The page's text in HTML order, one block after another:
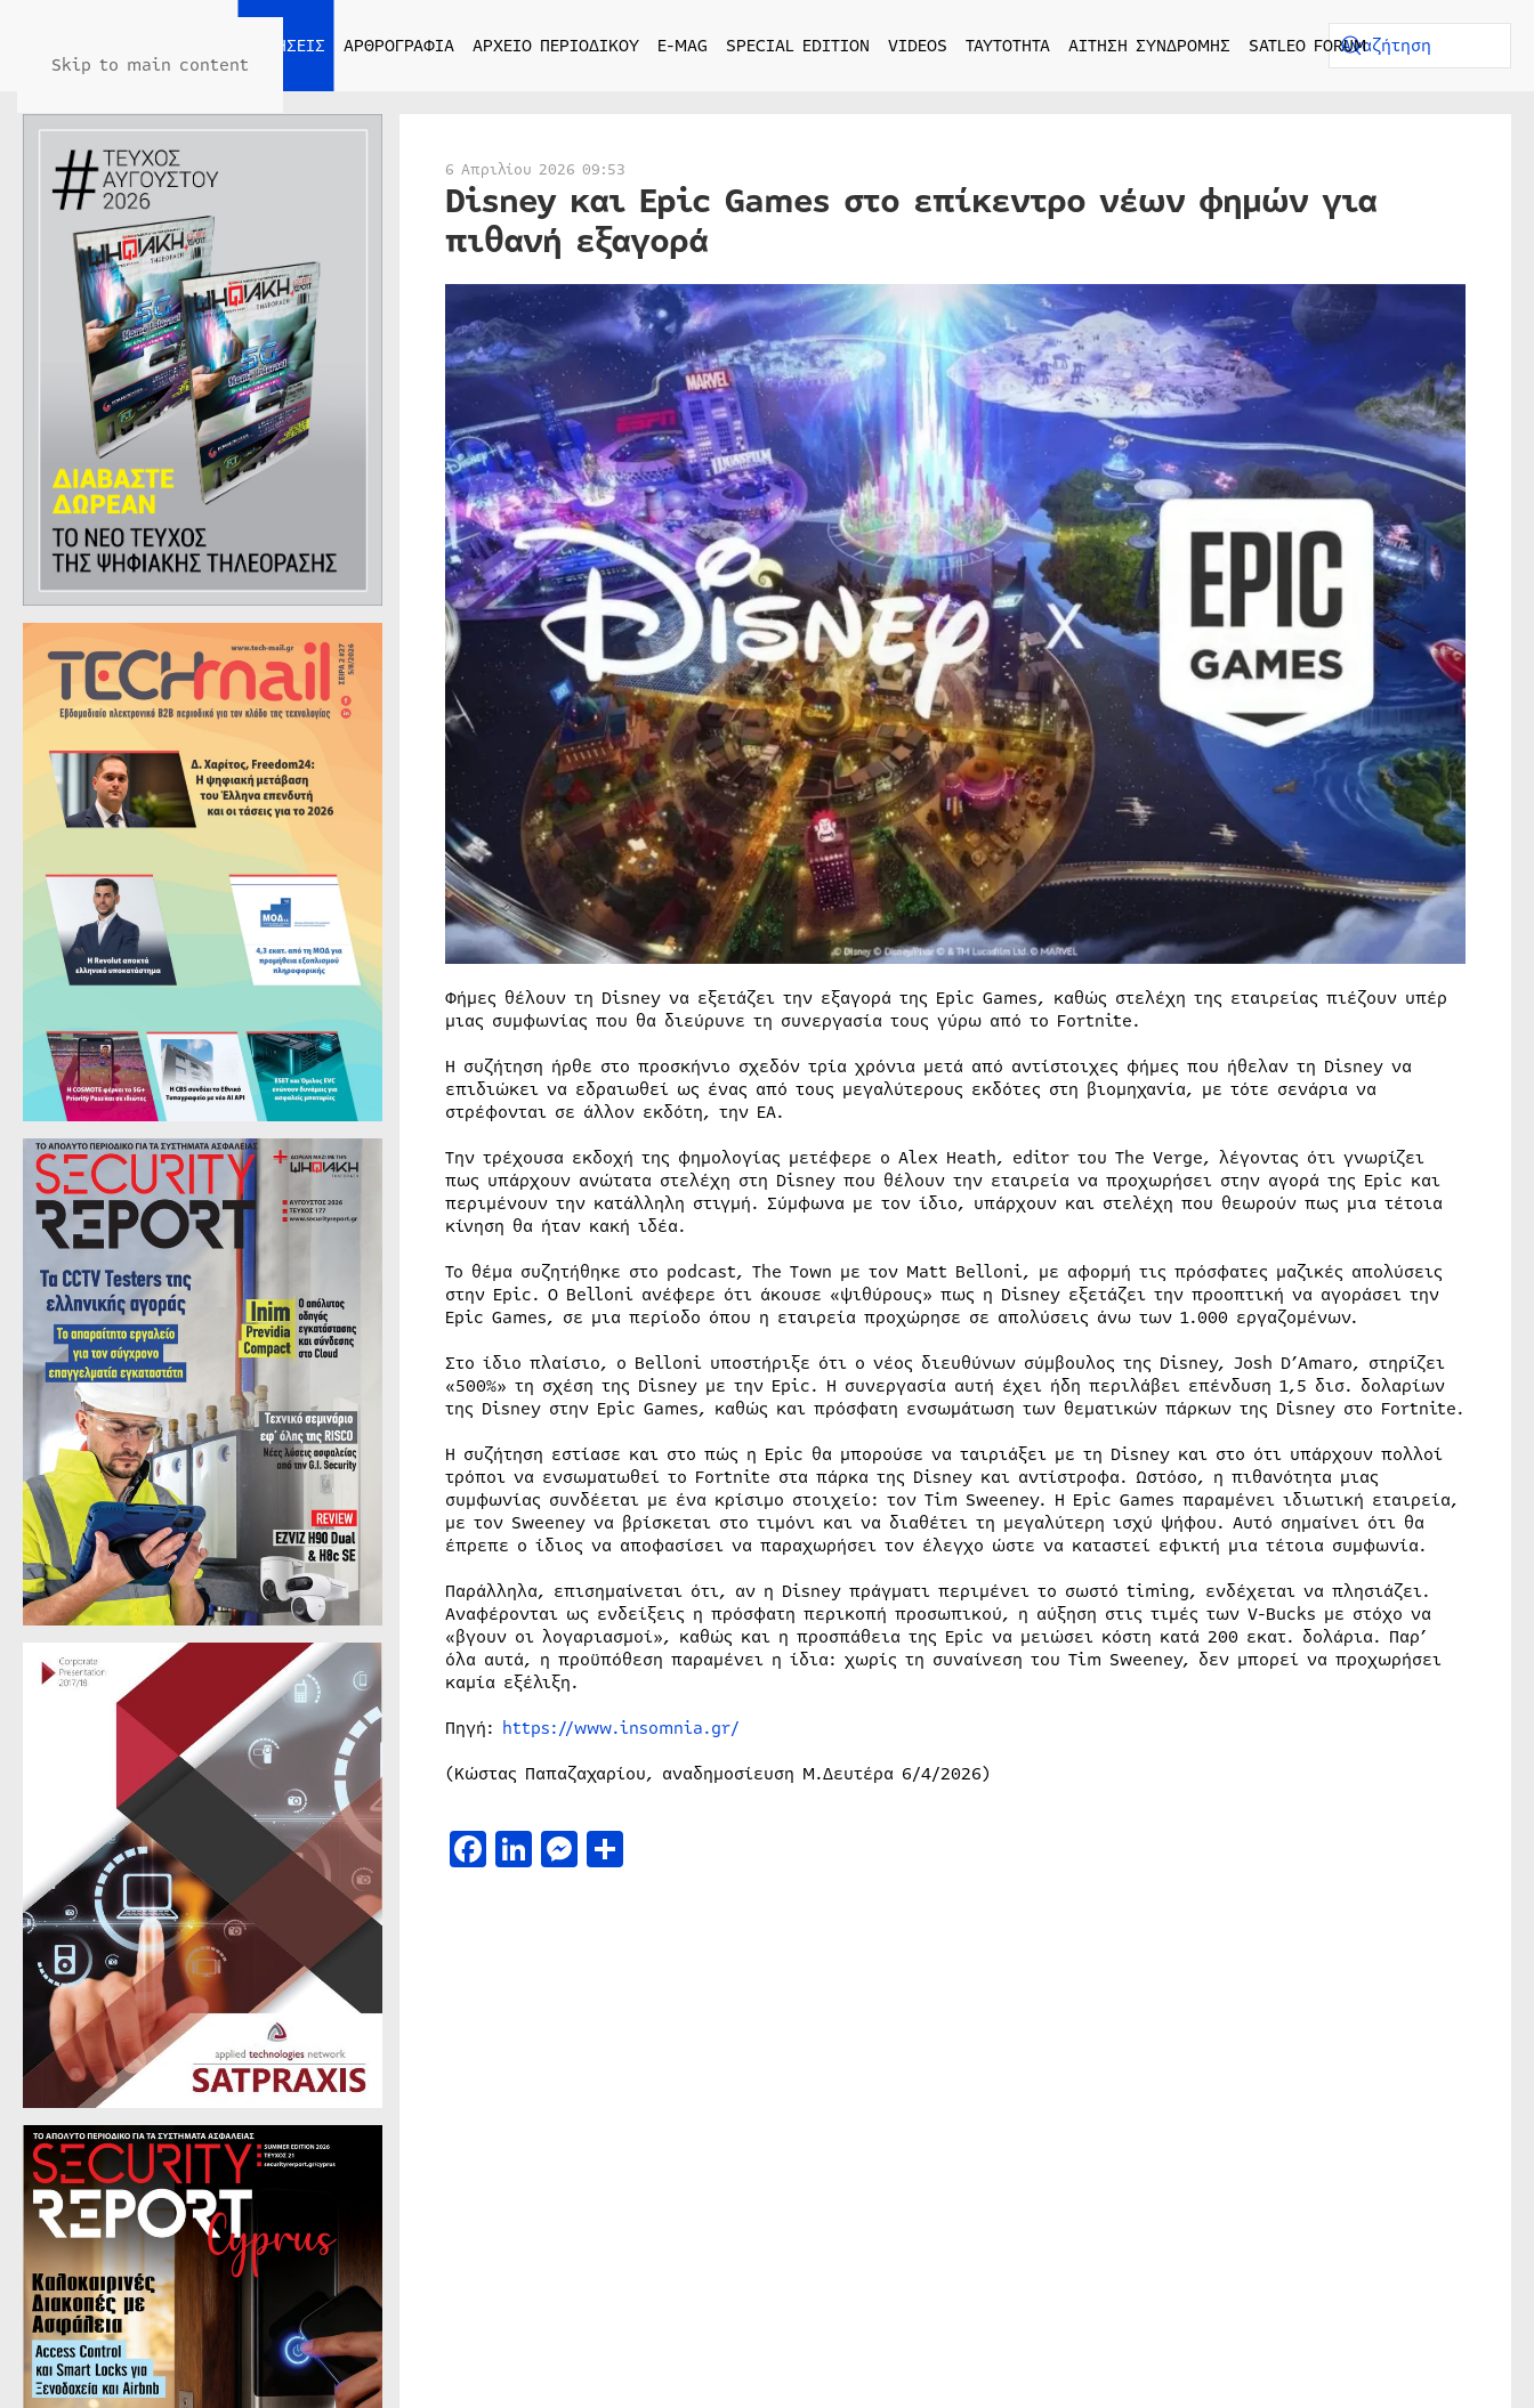
Skip to main content
ΕΙΔΗΣΕΙΣ ΑΡΘΡΟΓΡΑΦΙΑ ΑΡΧΕΙΟ ΠΕΡΙΟΔΙΚΟΥ E-MAG SPECIAL EDITION VIDEOS ΤΑΥΤΟΤΗΤΑ ΑΙΤΗΣΗ ΣΥΝΔΡΟΜΗΣ SATLEO FORUM
6 Απριλίου 2026 09:53
Disney και Epic Games στο επίκεντρο νέων φημών για
πιθανή εξαγορά
Φήμες θέλουν τη Disney να εξετάζει την εξαγορά της Epic Games, καθώς στελέχη της εταιρείας πιέζουν υπέρ
μιας συμφωνίας που θα διεύρυνε τη συνεργασία τους γύρω από το Fortnite.
Η συζήτηση ήρθε στο προσκήνιο σχεδόν τρία χρόνια μετά από αντίστοιχες φήμες που ήθελαν τη Disney να
επιδιώκει να εδραιωθεί ως ένας από τους μεγαλύτερους εκδότες στη βιομηχανία, με τότε σενάρια να
στρέφονται σε άλλον εκδότη, την EA.
Την τρέχουσα εκδοχή της φημολογίας μετέφερε ο Alex Heath, editor του The Verge, λέγοντας ότι γνωρίζει
πως υπάρχουν ανώτατα στελέχη στη Disney που θέλουν την εταιρεία να προχωρήσει στην αγορά της Epic και
περιμένουν την κατάλληλη στιγμή. Σύμφωνα με τον ίδιο, υπάρχουν και στελέχη που θεωρούν πως μια τέτοια
κίνηση θα ήταν κακή ιδέα.
Το θέμα συζητήθηκε στο podcast, The Town με τον Matt Belloni, με αφορμή τις πρόσφατες μαζικές απολύσεις
στην Epic. Ο Belloni ανέφερε ότι άκουσε «ψιθύρους» πως η Disney εξετάζει την προοπτική να αγοράσει την
Epic Games, σε μια περίοδο όπου η εταιρεία προχώρησε σε απολύσεις άνω των 1.000 εργαζομένων.
Στο ίδιο πλαίσιο, ο Belloni υποστήριξε ότι ο νέος διευθύνων σύμβουλος της Disney, Josh D’Amaro, στηρίζει
«500%» τη σχέση της Disney με την Epic. Η συνεργασία αυτή έχει ήδη περιλάβει επένδυση 1,5 δισ. δολαρίων
της Disney στην Epic Games, καθώς και πρόσφατη ενσωμάτωση των θεματικών πάρκων της Disney στο Fortnite.
Η συζήτηση εστίασε και στο πώς η Epic θα μπορούσε να ταιριάξει με τη Disney και στο ότι υπάρχουν πολλοί
τρόποι να ενσωματωθεί το Fortnite στα πάρκα της Disney και αντίστροφα. Ωστόσο, η πιθανότητα μιας
συμφωνίας συνδέεται με ένα κρίσιμο στοιχείο: τον Tim Sweeney. Η Epic Games παραμένει ιδιωτική εταιρεία,
με τον Sweeney να βρίσκεται στο τιμόνι και να διαθέτει τη μεγαλύτερη ισχύ ψήφου. Αυτό σημαίνει ότι θα
έπρεπε ο ίδιος να αποφασίσει να παραχωρήσει τον έλεγχο ώστε να καταστεί εφικτή μια τέτοια συμφωνία.
Παράλληλα, επισημαίνεται ότι, αν η Disney πράγματι περιμένει το σωστό timing, ενδέχεται να πλησιάζει.
Αναφέρονται ως ενδείξεις η πρόσφατη περικοπή προσωπικού, η αύξηση στις τιμές των V-Bucks με στόχο να
«βγουν οι λογαριασμοί», καθώς και η προσπάθεια της Epic να μειώσει κόστη κατά 200 εκατ. δολάρια. Παρ’
όλα αυτά, η προϋπόθεση παραμένει η ίδια: χωρίς τη συναίνεση του Tim Sweeney, δεν μπορεί να προχωρήσει
καμία εξέλιξη.
Πηγή: https://www.insomnia.gr/
(Κώστας Παπαζαχαρίου, αναδημοσίευση Μ.Δευτέρα 6/4/2026)
Facebook
LinkedIn
Messenger
Μοιραστείτε